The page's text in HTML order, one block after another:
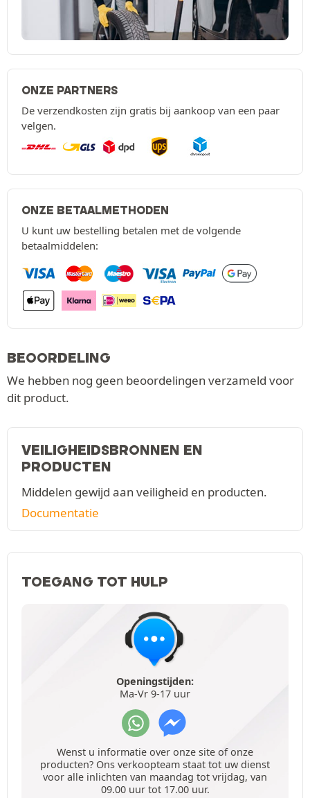
ONZE PARTNERS
De verzendkosten zijn gratis bij aankoop van een paar
velgen.
ONZE BETAALMETHODEN
U kunt uw bestelling betalen met de volgende
betaalmiddelen:
BEOORDELING
We hebben nog geen beoordelingen verzameld voor
dit product.
VEILIGHEIDSBRONNEN EN
PRODUCTEN
Middelen gewijd aan veiligheid en producten.
Documentatie
TOEGANG TOT HULP
Openingstijden:
Ma-Vr 9-17 uur
Wenst u informatie over onze site of onze
producten? Ons verkoopteam staat tot uw dienst
voor alle inlichten van maandag tot vrijdag, van
09.00 uur tot 17.00 uur.